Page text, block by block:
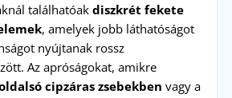
találhatóak diszkrét fekete
, amelyek jobb láthatóságot
nyújtanak rossz
Az apróságokat, amikre
cipzáras zsebekben vagy a